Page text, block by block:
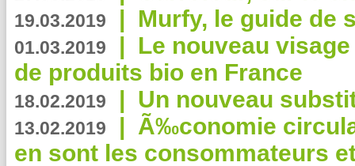
19.03.2019 | Murfy, le guide de
01.03.2019 | Le nouveau
de produits bio en France
18.02.2019 | Un nouveau
13.02.2019 | Ã‰conomie
en sont les consommateurs